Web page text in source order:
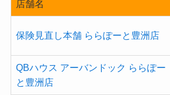
店舗名
保険見直し本舗 ららぽーと豊洲店
QBハウス アーバンドック ららぽー
と豊洲店